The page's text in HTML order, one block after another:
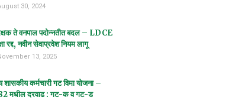
30, 2024
ते वनपाल पदोन्नतीत बदल – LDCE
रद्द, नवीन सेवाप्रवेश नियम लागू
13, 2025
शासकीय कर्मचारी गट विमा योजना –
मधील दरवाढ : गट-क व गट-ड